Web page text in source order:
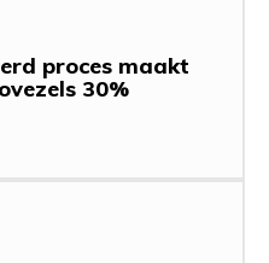
proces maakt
30%